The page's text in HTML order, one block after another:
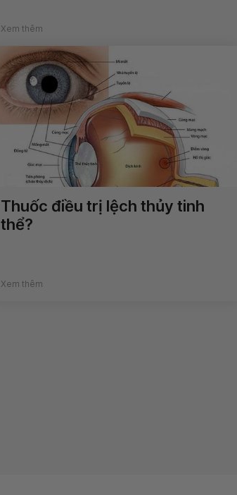
Xem thêm
Thuốc điều trị lệch thủy tinh
thể?
Xem thêm